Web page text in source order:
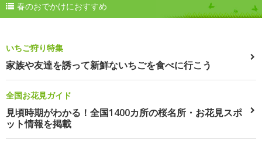
春のおでかけにおすすめ
いちご狩り特集
家族や友達を誘って新鮮ないちごを食べに行こう
全国お花見ガイド
見頃時期がわかる！全国1400カ所の桜名所・お花見スポ
ット情報を掲載